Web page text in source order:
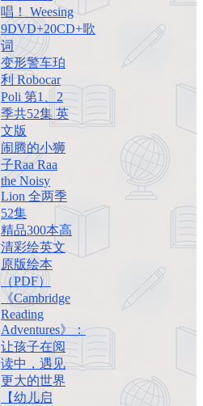
唱！ Weesing
9DVD+20CD+歌
词
变形警车珀
利 Robocar
Poli 第1、2
季共52集 英
文版
闹腾的小狮
子Raa Raa
the Noisy
Lion 全两季
52集
精品300本高
清彩绘英文
原版绘本
（PDF）
《Cambridge
Reading
Adventures》：
让孩子在阅
读中，遇见
更大的世界
【幼儿启